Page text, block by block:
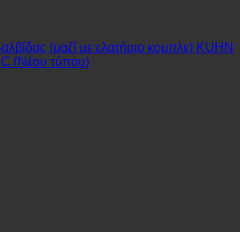
(μαζί με ελατήριο κομπλε) KUHN
(Νέου τύπου)